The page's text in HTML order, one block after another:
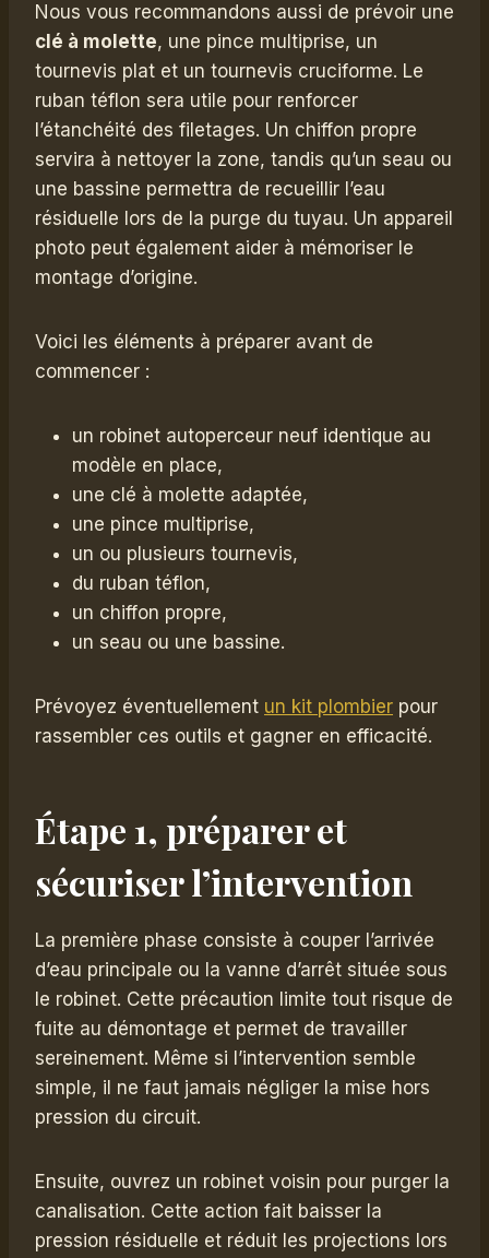
Nous vous recommandons aussi de prévoir une
clé à molette, une pince multiprise, un
tournevis plat et un tournevis cruciforme. Le
ruban téflon sera utile pour renforcer
l’étanchéité des filetages. Un chiffon propre
servira à nettoyer la zone, tandis qu’un seau ou
une bassine permettra de recueillir l’eau
résiduelle lors de la purge du tuyau. Un appareil
photo peut également aider à mémoriser le
montage d’origine.
Voici les éléments à préparer avant de
commencer :
un robinet autoperceur neuf identique au
modèle en place,
une clé à molette adaptée,
une pince multiprise,
un ou plusieurs tournevis,
du ruban téflon,
un chiffon propre,
un seau ou une bassine.
Prévoyez éventuellement un kit plombier pour
rassembler ces outils et gagner en efficacité.
Étape 1, préparer et
sécuriser l’intervention
La première phase consiste à couper l’arrivée
d’eau principale ou la vanne d’arrêt située sous
le robinet. Cette précaution limite tout risque de
fuite au démontage et permet de travailler
sereinement. Même si l’intervention semble
simple, il ne faut jamais négliger la mise hors
pression du circuit.
Ensuite, ouvrez un robinet voisin pour purger la
canalisation. Cette action fait baisser la
pression résiduelle et réduit les projections lors